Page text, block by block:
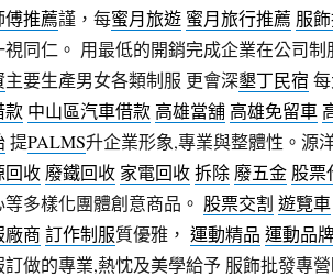
傅推薦謹，每蜜月旅遊 蜜月旅行推薦 服
視同仁。 用最低的開銷完成企業在公司
主要生產男女各類制服 更會深墾丁民宿
款 中山區汽車借款 高雄當舖 高雄免留車
提PALMS升企業形象,專業與整體性。源
回收 廢鐵回收 家電回收拆除 廢五金 股票
等多樣化團體創意商品。 股票交割 遊覽車
廠商 訂作制服質優雅， 運動精品 運動品
訂做的專業,熱忱及美學給予 服飾批發專